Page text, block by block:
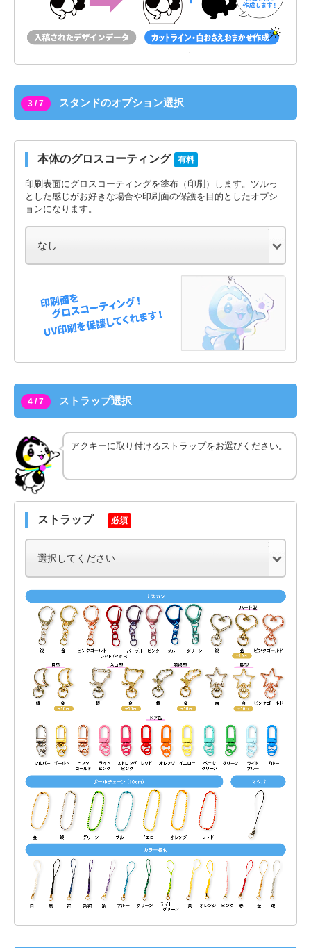
3 / 7 スタンドのオプション選択
本体のグロスコーティング 有料
印刷表面にグロスコーティングを塗布（印刷）します。ツルっ
とした感じがお好きな場合や印刷面の保護を目的としたオプシ
ョンになります。
4 / 7 ストラップ選択
アクキーに取り付けるストラップをお選びください。
ストラップ 必須